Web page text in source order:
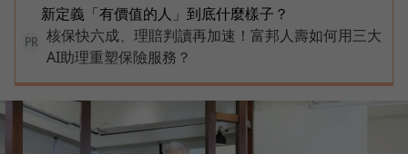
新定義「有價值的人」到底什麼樣子？
PR
核保快六成、理賠判讀再加速！富邦人壽如何用三大
AI助理重塑保險服務？